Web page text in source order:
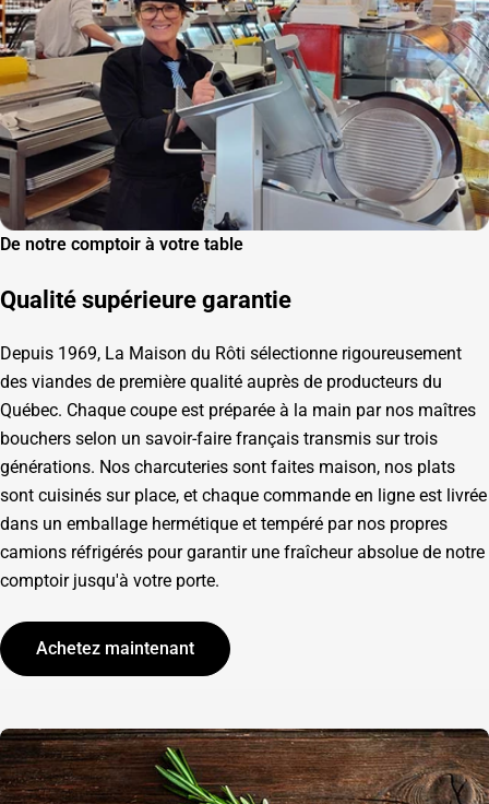
De notre comptoir à votre table
Qualité supérieure garantie
Depuis 1969, La Maison du Rôti sélectionne rigoureusement
des viandes de première qualité auprès de producteurs du
Québec. Chaque coupe est préparée à la main par nos maîtres
bouchers selon un savoir-faire français transmis sur trois
générations. Nos charcuteries sont faites maison, nos plats
sont cuisinés sur place, et chaque commande en ligne est livrée
dans un emballage hermétique et tempéré par nos propres
camions réfrigérés pour garantir une fraîcheur absolue de notre
comptoir jusqu'à votre porte.
Achetez maintenant